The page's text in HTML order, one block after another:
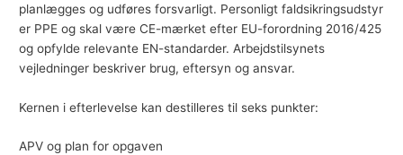
planlægges og udføres forsvarligt. Personligt faldsikringsudstyr
er PPE og skal være CE-mærket efter EU-forordning 2016/425
og opfylde relevante EN-standarder. Arbejdstilsynets
vejledninger beskriver brug, eftersyn og ansvar.
Kernen i efterlevelse kan destilleres til seks punkter:
APV og plan for opgaven